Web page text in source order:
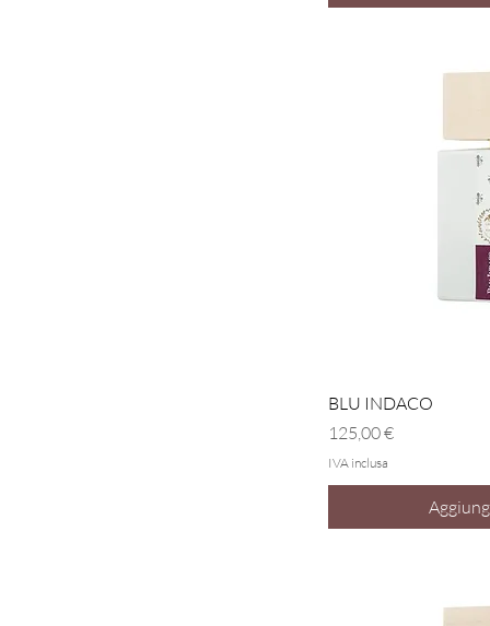
BLU INDACO
Prezzo
125,00 €
IVA inclusa